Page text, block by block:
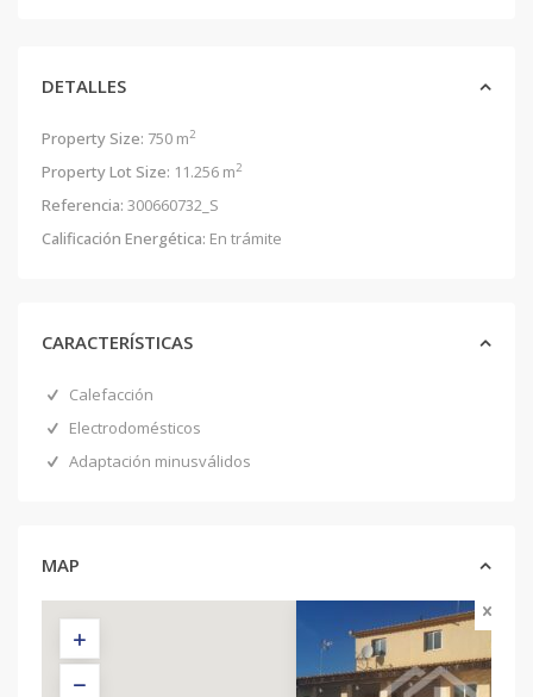
DETALLES
Property Size: 750 m2
Property Lot Size: 11.256 m2
Referencia: 300660732_S
Calificación Energética: En trámite
CARACTERÍSTICAS
Calefacción
Electrodomésticos
Adaptación minusválidos
MAP